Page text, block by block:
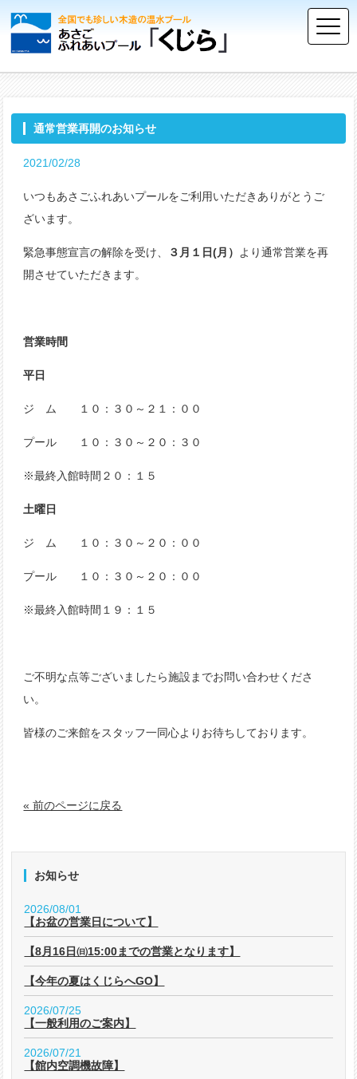
通常営業再開のお知らせ
2021/02/28
いつもあさごふれあいプールをご利用いただきありがとうご
ざいます。
緊急事態宣言の解除を受け、 ３月１日(月） より通常営業を再
開させていただきます。
営業時間
平日
ジ ム １０：３０～２１：００
プール １０：３０～２０：３０
※最終入館時間２０：１５
土曜日
ジ ム １０：３０～２０：００
プール １０：３０～２０：００
※最終入館時間１９：１５
ご不明な点等ございましたら施設までお問い合わせくださ
い。
皆様のご来館をスタッフ一同心よりお待ちしております。
« 前のページに戻る
お知らせ
2026/08/01
【お盆の営業日について】
【8月16日㈰15:00までの営業となります】
【今年の夏はくじらへGO】
2026/07/25
【一般利用のご案内】
2026/07/21
【館内空調機故障】